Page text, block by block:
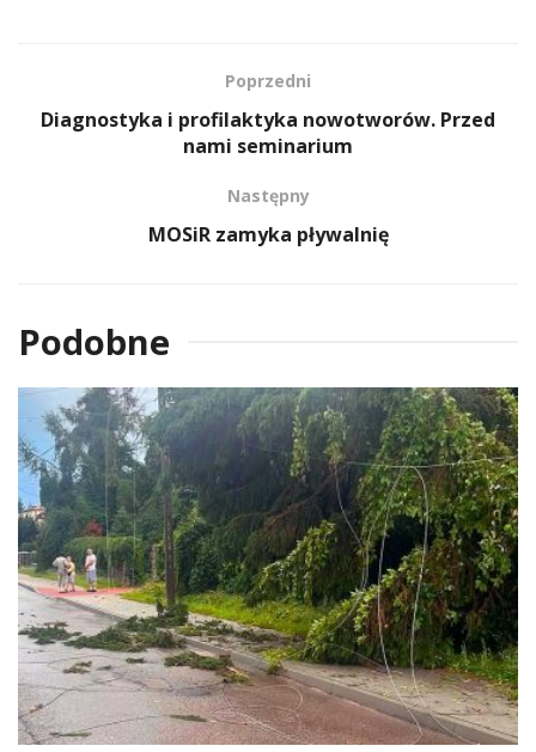
Poprzedni
Diagnostyka i profilaktyka nowotworów. Przed
nami seminarium
Następny
MOSiR zamyka pływalnię
Podobne